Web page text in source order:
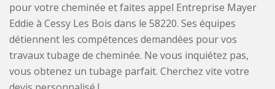
pour votre cheminée et faites appel Entreprise Mayer
Eddie à Cessy Les Bois dans le 58220. Ses équipes
détiennent les compétences demandées pour vos
travaux tubage de cheminée. Ne vous inquiétez pas,
vous obtenez un tubage parfait. Cherchez vite votre